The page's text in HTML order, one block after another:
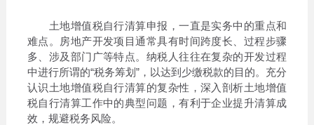
土地增值税自行清算申报，一直是实务中的重点和
难点。房地产开发项目通常具有时间跨度长、过程步骤
多、涉及部门广等特点。纳税人往往在复杂的开发过程
中进行所谓的“税务筹划”，以达到少缴税款的目的。充分
认识土地增值税自行清算的复杂性，深入剖析土地增值
税自行清算工作中的典型问题，有利于企业提升清算成
效，规避税务风险。